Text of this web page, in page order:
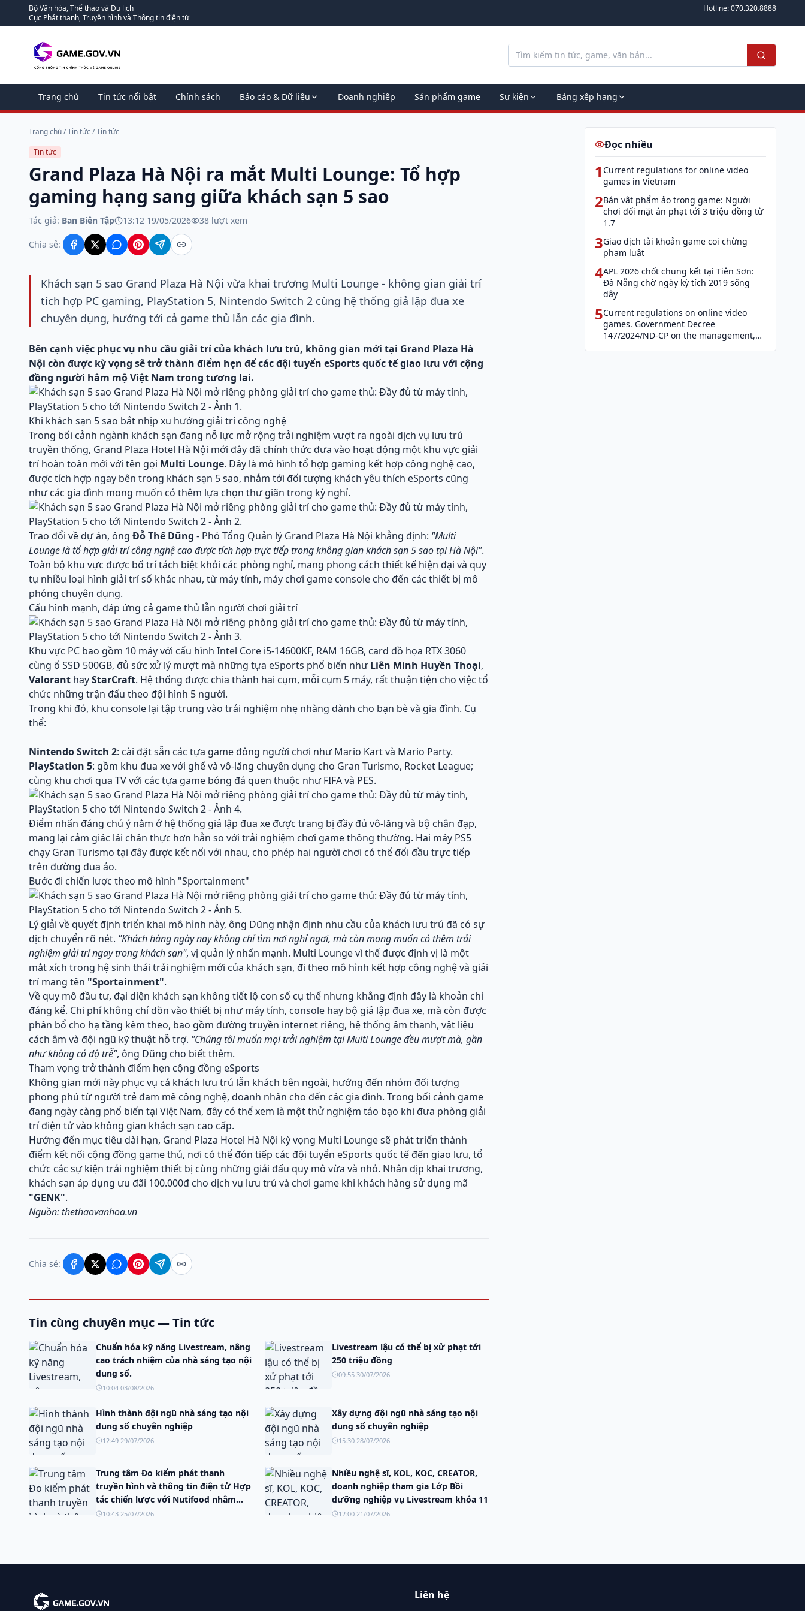
Bộ Văn hóa, Thể thao và Du lịch
Cục Phát thanh, Truyền hình và Thông tin điện tử
Hotline:070.320.8888
Trang chủ Tin tức nổi bật Chính sách Báo cáo & Dữ liệu Doanh nghiệp Sản phẩm game Sự kiện Bảng xếp hạng
Trang chủ/Tin tức/Tin tức
Tin tức
Grand Plaza Hà Nội ra mắt Multi Lounge: Tổ hợp
gaming hạng sang giữa khách sạn 5 sao
Tác giả: Ban Biên Tập 13:12 19/05/2026 38 lượt xem
Chia sẻ:
Khách sạn 5 sao Grand Plaza Hà Nội vừa khai trương Multi Lounge - không gian giải trí
tích hợp PC gaming, PlayStation 5, Nintendo Switch 2 cùng hệ thống giả lập đua xe
chuyên dụng, hướng tới cả game thủ lẫn các gia đình.
Bên cạnh việc phục vụ nhu cầu giải trí của khách lưu trú, không gian mới tại Grand Plaza Hà
Nội còn được kỳ vọng sẽ trở thành điểm hẹn để các đội tuyển eSports quốc tế giao lưu với cộng
đồng người hâm mộ Việt Nam trong tương lai.
Khi khách sạn 5 sao bắt nhịp xu hướng giải trí công nghệ
Trong bối cảnh ngành khách sạn đang nỗ lực mở rộng trải nghiệm vượt ra ngoài dịch vụ lưu trú
truyền thống, Grand Plaza Hotel Hà Nội mới đây đã chính thức đưa vào hoạt động một khu vực giải
trí hoàn toàn mới với tên gọi Multi Lounge. Đây là mô hình tổ hợp gaming kết hợp công nghệ cao,
được tích hợp ngay bên trong khách sạn 5 sao, nhắm tới đối tượng khách yêu thích eSports cũng
như các gia đình mong muốn có thêm lựa chọn thư giãn trong kỳ nghỉ.
Trao đổi về dự án, ông Đỗ Thế Dũng - Phó Tổng Quản lý Grand Plaza Hà Nội khẳng định: "Multi
Lounge là tổ hợp giải trí công nghệ cao được tích hợp trực tiếp trong không gian khách sạn 5 sao tại Hà Nội".
Toàn bộ khu vực được bố trí tách biệt khỏi các phòng nghỉ, mang phong cách thiết kế hiện đại và quy
tụ nhiều loại hình giải trí số khác nhau, từ máy tính, máy chơi game console cho đến các thiết bị mô
phỏng chuyên dụng.
Cấu hình mạnh, đáp ứng cả game thủ lẫn người chơi giải trí
Khu vực PC bao gồm 10 máy với cấu hình Intel Core i5-14600KF, RAM 16GB, card đồ họa RTX 3060
cùng ổ SSD 500GB, đủ sức xử lý mượt mà những tựa eSports phổ biến nhưLiên Minh Huyền Thoại,
Valorant hayStarCraft. Hệ thống được chia thành hai cụm, mỗi cụm 5 máy, rất thuận tiện cho việc tổ
chức những trận đấu theo đội hình 5 người.
Trong khi đó, khu console lại tập trung vào trải nghiệm nhẹ nhàng dành cho bạn bè và gia đình. Cụ
thể:
Nintendo Switch 2: cài đặt sẵn các tựa game đông người chơi như Mario Kart và Mario Party.
PlayStation 5: gồm khu đua xe với ghế và vô-lăng chuyên dụng cho Gran Turismo, Rocket League;
cùng khu chơi qua TV với các tựa game bóng đá quen thuộc như FIFA và PES.
Điểm nhấn đáng chú ý nằm ở hệ thống giả lập đua xe được trang bị đầy đủ vô-lăng và bộ chân đạp,
mang lại cảm giác lái chân thực hơn hẳn so với trải nghiệm chơi game thông thường. Hai máy PS5
chạy Gran Turismo tại đây được kết nối với nhau, cho phép hai người chơi có thể đối đầu trực tiếp
trên đường đua ảo.
Bước đi chiến lược theo mô hình "Sportainment"
Lý giải về quyết định triển khai mô hình này, ông Dũng nhận định nhu cầu của khách lưu trú đã có sự
dịch chuyển rõ nét. "Khách hàng ngày nay không chỉ tìm nơi nghỉ ngơi, mà còn mong muốn có thêm trải
nghiệm giải trí ngay trong khách sạn", vị quản lý nhấn mạnh. Multi Lounge vì thế được định vị là một
mắt xích trong hệ sinh thái trải nghiệm mới của khách sạn, đi theo mô hình kết hợp công nghệ và giải
trí mang tên "Sportainment".
Về quy mô đầu tư, đại diện khách sạn không tiết lộ con số cụ thể nhưng khẳng định đây là khoản chi
đáng kể. Chi phí không chỉ dồn vào thiết bị như máy tính, console hay bộ giả lập đua xe, mà còn được
phân bổ cho hạ tầng kèm theo, bao gồm đường truyền internet riêng, hệ thống âm thanh, vật liệu
cách âm và đội ngũ kỹ thuật hỗ trợ. "Chúng tôi muốn mọi trải nghiệm tại Multi Lounge đều mượt mà, gần
như không có độ trễ", ông Dũng cho biết thêm.
Tham vọng trở thành điểm hẹn cộng đồng eSports
Không gian mới này phục vụ cả khách lưu trú lẫn khách bên ngoài, hướng đến nhóm đối tượng
phong phú từ người trẻ đam mê công nghệ, doanh nhân cho đến các gia đình. Trong bối cảnh game
đang ngày càng phổ biến tại Việt Nam, đây có thể xem là một thử nghiệm táo bạo khi đưa phòng giải
trí điện tử vào không gian khách sạn cao cấp.
Hướng đến mục tiêu dài hạn, Grand Plaza Hotel Hà Nội kỳ vọng Multi Lounge sẽ phát triển thành
điểm kết nối cộng đồng game thủ, nơi có thể đón tiếp các đội tuyển eSports quốc tế đến giao lưu, tổ
chức các sự kiện trải nghiệm thiết bị cùng những giải đấu quy mô vừa và nhỏ. Nhân dịp khai trương,
khách sạn áp dụng ưu đãi 100.000đ cho dịch vụ lưu trú và chơi game khi khách hàng sử dụng mã
"GENK".
Nguồn: thethaovanhoa.vn
Chia sẻ:
Tin cùng chuyên mục — Tin tức
Chuẩn hóa kỹ năng Livestream, nâng
cao trách nhiệm của nhà sáng tạo nội
dung số.
10:04 03/08/2026
Livestream lậu có thể bị xử phạt tới
250 triệu đồng
09:55 30/07/2026
Hình thành đội ngũ nhà sáng tạo nội
dung số chuyên nghiệp
12:49 29/07/2026
Xây dựng đội ngũ nhà sáng tạo nội
dung số chuyên nghiệp
15:30 28/07/2026
Trung tâm Đo kiểm phát thanh
truyền hình và thông tin điện tử Hợp
tác chiến lược với Nutifood nhằm
đào tạo nguồn nhân lực truyền
10:43 25/07/2026
Nhiều nghệ sĩ, KOL, KOC, CREATOR,
doanh nghiệp tham gia Lớp Bồi
dưỡng nghiệp vụ Livestream khóa 11
12:00 21/07/2026
Đọc nhiều
1 Current regulations for online video
games in Vietnam
2Bán vật phẩm ảo trong game: Người
chơi đối mặt án phạt tới 3 triệu đồng từ
1.7
3Giao dịch tài khoản game coi chừng
phạm luật
4APL 2026 chốt chung kết tại Tiên Sơn:
Đà Nẵng chờ ngày kỳ tích 2019 sống
dậy
5Current regulations on online video
games. Government Decree
147/2024/ND-CP on the management,
Liên hệ